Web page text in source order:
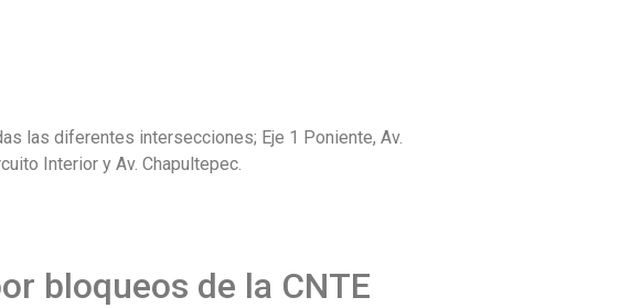
las diferentes intersecciones; Eje 1 Poniente, Av.
Interior y Av. Chapultepec.
bloqueos de la CNTE